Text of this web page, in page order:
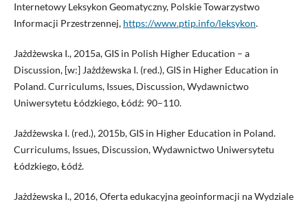
Internetowy Leksykon Geomatyczny, Polskie Towarzystwo
Informacji Przestrzennej, https://www.ptip.info/leksykon.
Jażdżewska I., 2015a, GIS in Polish Higher Education – a
Discussion, [w:] Jażdżewska I. (red.), GIS in Higher Education in
Poland. Curriculums, Issues, Discussion, Wydawnictwo
Uniwersytetu Łódzkiego, Łódź: 90–110.
Jażdżewska I. (red.), 2015b, GIS in Higher Education in Poland.
Curriculums, Issues, Discussion, Wydawnictwo Uniwersytetu
Łódzkiego, Łódź.
Jażdżewska I., 2016, Oferta edukacyjna geoinformacji na Wydziale